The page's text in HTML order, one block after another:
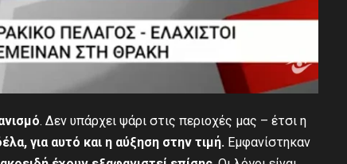
. Δεν υπάρχει ψάρι στις περιοχές μας – έτσι η
για αυτό και η αύξηση στην τιμή. Εμφανίστηκαν